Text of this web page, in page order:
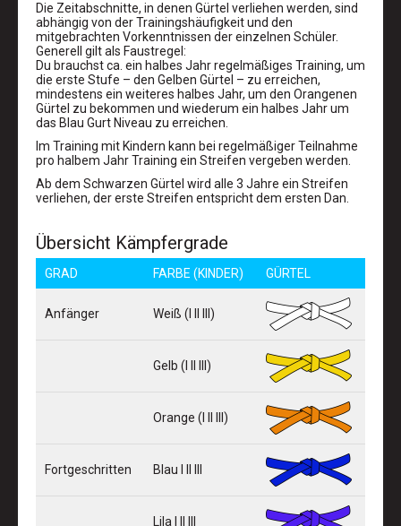
Die Zeitabschnitte, in denen Gürtel verliehen werden, sind
abhängig von der Trainingshäufigkeit und den
mitgebrachten Vorkenntnissen der einzelnen Schüler.
Generell gilt als Faustregel:
Du brauchst ca. ein halbes Jahr regelmäßiges Training, um
die erste Stufe – den Gelben Gürtel – zu erreichen,
mindestens ein weiteres halbes Jahr, um den Orangenen
Gürtel zu bekommen und wiederum ein halbes Jahr um
das Blau Gurt Niveau zu erreichen.
Im Training mit Kindern kann bei regelmäßiger Teilnahme
pro halbem Jahr Training ein Streifen vergeben werden.
Ab dem Schwarzen Gürtel wird alle 3 Jahre ein Streifen
verliehen, der erste Streifen entspricht dem ersten Dan.
Übersicht Kämpfergrade
GRAD FARBE (KINDER) GÜRTEL
Anfänger Weiß (I II III)
Gelb (I II III)
Orange (I II III)
Fortgeschritten Blau I II III
Lila I II III